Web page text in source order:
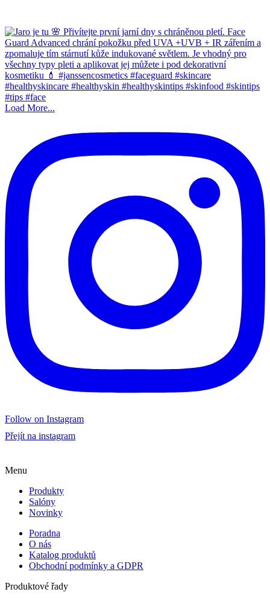
Load More...
Follow on Instagram
Přejít na instagram
Menu
Produkty
Salóny
Novinky
Poradna
O nás
Katalog produktů
Obchodní podmínky a GDPR
Produktové řady